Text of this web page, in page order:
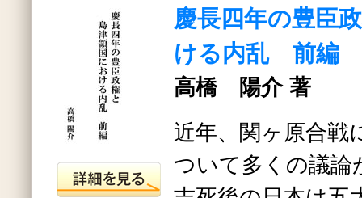
慶長四年の豊臣
ける内乱 前編
高橋 陽介 著
近年、関ヶ原合戦
ついて多くの議論